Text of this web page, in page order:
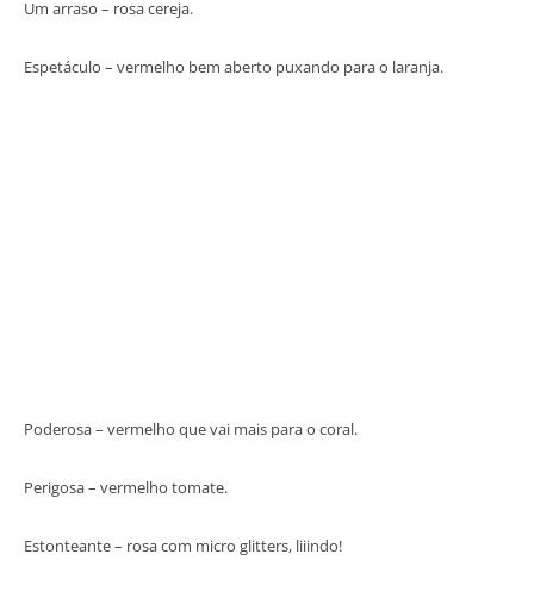
Um arraso – rosa cereja.
Espetáculo – vermelho bem aberto puxando para o laranja.
Poderosa – vermelho que vai mais para o coral.
Perigosa – vermelho tomate.
Estonteante – rosa com micro glitters, liiindo!